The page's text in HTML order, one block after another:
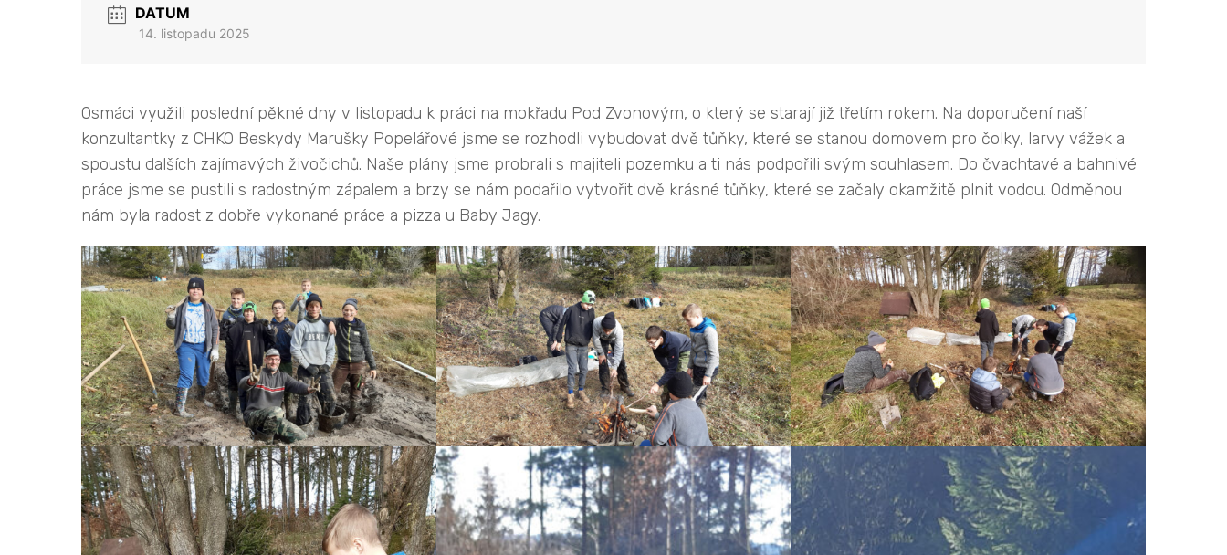
DATUM
14. listopadu 2025
Osmáci využili poslední pěkné dny v listopadu k práci na mokřadu Pod Zvonovým, o který se starají již třetím rokem. Na doporučení naší
konzultantky z CHKO Beskydy Marušky Popelářové jsme se rozhodli vybudovat dvě tůňky, které se stanou domovem pro čolky, larvy vážek a
spoustu dalších zajímavých živočichů. Naše plány jsme probrali s majiteli pozemku a ti nás podpořili svým souhlasem. Do čvachtavé a bahnivé
práce jsme se pustili s radostným zápalem a brzy se nám podařilo vytvořit dvě krásné tůňky, které se začaly okamžitě plnit vodou. Odměnou
nám byla radost z dobře vykonané práce a pizza u Baby Jagy.